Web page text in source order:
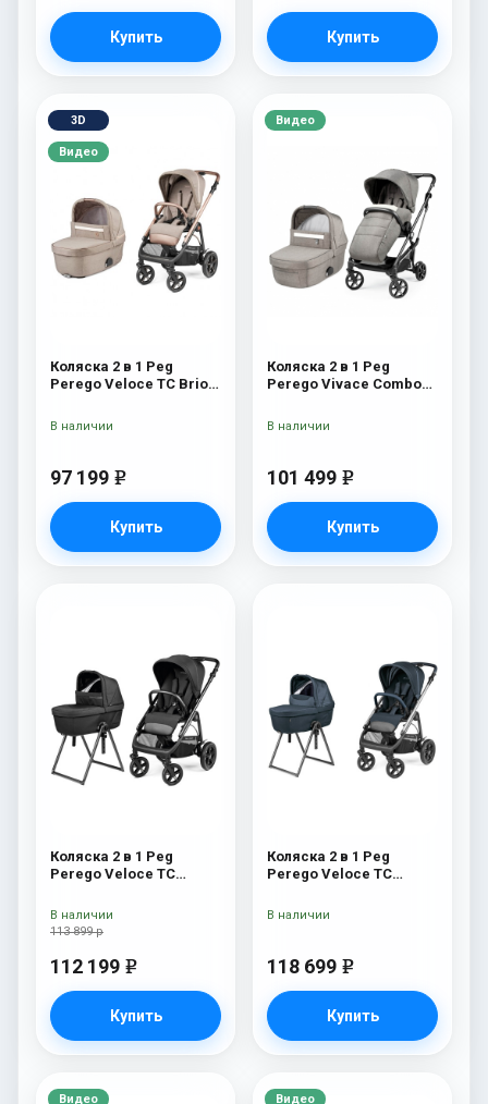
Купить Купить
3D
Видео
Коляска 2 в 1 Peg
Perego Veloce TC Brio
97 199 e
Купить
В наличии
Видео
Коляска 2 в 1 Peg
Perego Vivace Combo
101 499 e
Купить
В наличии
Коляска 2 в 1 Peg
Perego Veloce TC
New
113 899 р
112 199 e
Купить
В наличии
Коляска 2 в 1 Peg
Perego Veloce TC
118 699 e
Купить
В наличии
Видео Видео